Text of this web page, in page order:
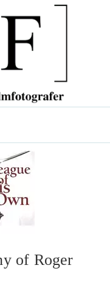
of Roger